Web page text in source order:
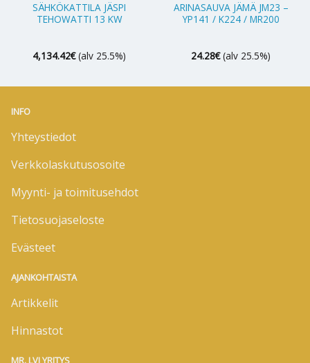
SÄHKÖKATTILA JÄSPI
TEHOWATTI 13 KW
4,134.42€ (alv 25.5%)
ARINASAUVA JÄMÄ JM23 –
YP141 / K224 / MR200
24.28€ (alv 25.5%)
INFO
Yhteystiedot
Verkkolaskutusosoite
Myynti- ja toimitusehdot
Tietosuojaseloste
Evästeet
AJANKOHTAISTA
Artikkelit
Hinnastot
MR. LVI YRITYS